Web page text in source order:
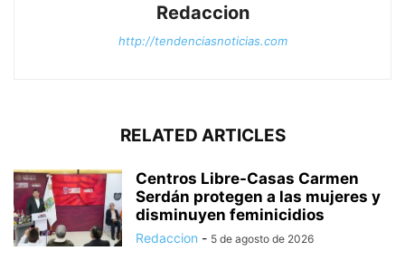
Redaccion
http://tendenciasnoticias.com
RELATED ARTICLES
Centros Libre-Casas Carmen
Serdán protegen a las mujeres y
disminuyen feminicidios
Redaccion - 5 de agosto de 2026